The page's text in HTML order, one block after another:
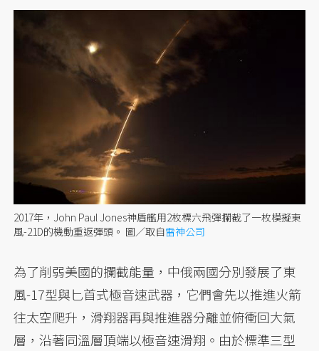
2017年，John Paul Jones神盾艦用2枚標六飛彈攔截了一枚模擬東
風-21D的機動重返彈頭。 圖／取自雷神公司
為了削弱美國的攔截能量，中俄兩國分別發展了東
風-17型與匕首式極音速武器，它們會先以推進火箭
往太空爬升，滑翔器再與推進器分離並俯衝回大氣
層，沿著同溫層頂端以極音速滑翔。由於標準三型